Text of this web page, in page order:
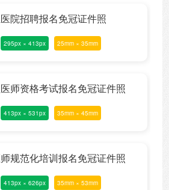
院招聘报名免冠证件照
295px × 413px 25mm × 35mm
师资格考试报名免冠证件照
413px × 531px 35mm × 45mm
规范化培训报名免冠证件照
413px × 626px 35mm × 53mm